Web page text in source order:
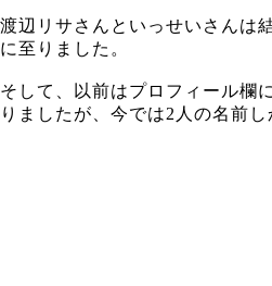
渡辺リサさんといっせいさんは
に至りました。
そして、以前はプロフィール欄
りましたが、今では2人の名前し